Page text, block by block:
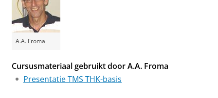
A.A. Froma
Cursusmateriaal gebruikt door A.A. Froma
Presentatie TMS THK-basis